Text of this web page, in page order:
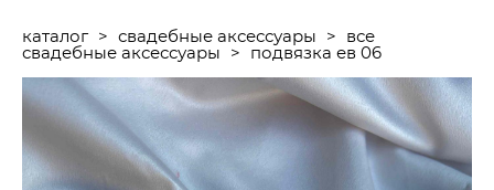
каталог > свадебные аксессуары >
все
свадебные аксессуары
> подвязка ев 06